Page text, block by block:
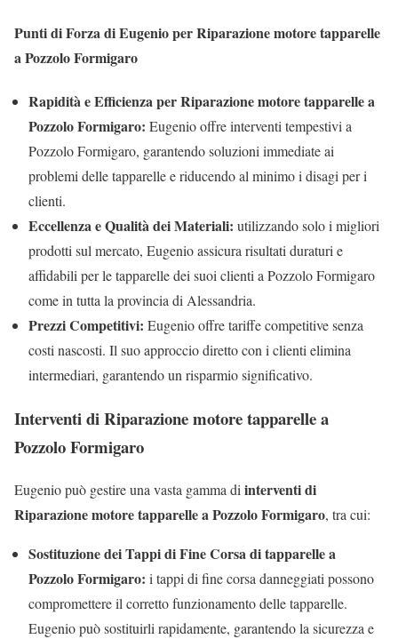
Punti di Forza di Eugenio per Riparazione motore tapparelle
a Pozzolo Formigaro
Rapidità e Efficienza per Riparazione motore tapparelle a
Pozzolo Formigaro: Eugenio offre interventi tempestivi a
Pozzolo Formigaro, garantendo soluzioni immediate ai
problemi delle tapparelle e riducendo al minimo i disagi per i
clienti.
Eccellenza e Qualità dei Materiali: utilizzando solo i migliori
prodotti sul mercato, Eugenio assicura risultati duraturi e
affidabili per le tapparelle dei suoi clienti a Pozzolo Formigaro
come in tutta la provincia di Alessandria.
Prezzi Competitivi: Eugenio offre tariffe competitive senza
costi nascosti. Il suo approccio diretto con i clienti elimina
intermediari, garantendo un risparmio significativo.
Interventi di Riparazione motore tapparelle a
Pozzolo Formigaro
Eugenio può gestire una vasta gamma diinterventi di
Riparazione motore tapparelle a Pozzolo Formigaro, tra cui:
Sostituzione dei Tappi di Fine Corsa di tapparelle a
Pozzolo Formigaro: i tappi di fine corsa danneggiati possono
compromettere il corretto funzionamento delle tapparelle.
Eugenio può sostituirli rapidamente, garantendo la sicurezza e